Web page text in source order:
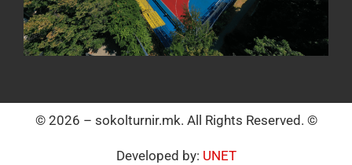
© 2026 – sokolturnir.mk. All Rights Reserved. ©
Developed by: UNET